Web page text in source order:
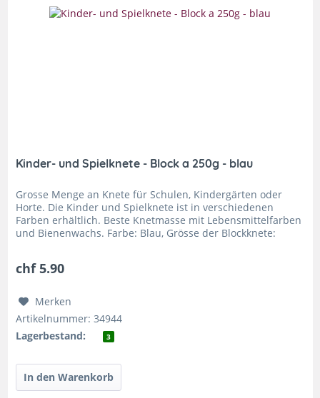
Kinder- und Spielknete - Block a 250g - blau
Grosse Menge an Knete für Schulen, Kindergärten oder
Horte. Die Kinder und Spielknete ist in verschiedenen
Farben erhältlich. Beste Knetmasse mit Lebensmittelfarben
und Bienenwachs. Farbe: Blau, Grösse der Blockknete:
chf 5.90
Merken
Artikelnummer: 34944
Lagerbestand:
3